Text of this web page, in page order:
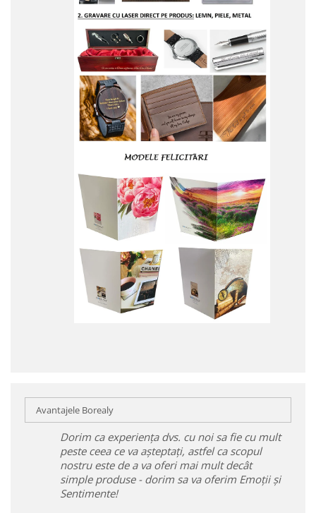
Avantajele Borealy
Dorim ca experiența dvs. cu noi sa fie cu mult
peste ceea ce va așteptați, astfel ca scopul
nostru este de a va oferi mai mult decât
simple produse - dorim sa va oferim Emoții și
Sentimente!